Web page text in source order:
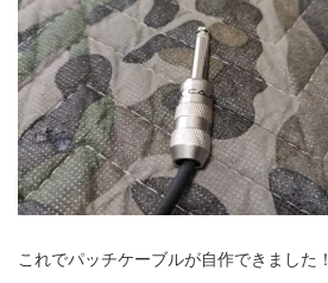
これでパッチケーブルが自作できました！